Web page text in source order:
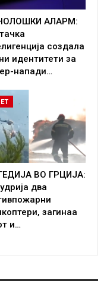
АЛАРМ:
создала
идентитети за
напади…
ВО ГРЦИЈА:
два
загинаа
и…